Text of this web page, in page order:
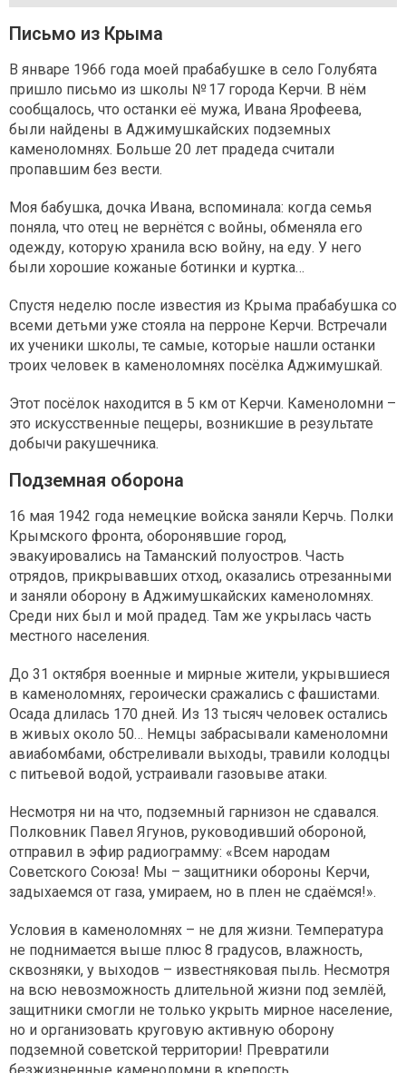
Письмо из Крыма
В январе 1966 года моей прабабушке в село Голубята
пришло письмо из школы № 17 города Керчи. В нём
сообщалось, что останки её мужа, Ивана Ярофеева,
были найдены в Аджимушкайских подземных
каменоломнях. Больше 20 лет прадеда считали
пропавшим без вести.
Моя бабушка, дочка Ивана, вспоминала: когда семья
поняла, что отец не вернётся с войны, обменяла его
одежду, которую хранила всю войну, на еду. У него
были хорошие кожаные ботинки и куртка…
Спустя неделю после известия из Крыма прабабушка со
всеми детьми уже стояла на перроне Керчи. Встречали
их ученики школы, те самые, которые нашли останки
троих человек в каменоломнях посёлка Аджимушкай.
Этот посёлок находится в 5 км от Керчи. Каменоломни –
это искусственные пещеры, возникшие в результате
добычи ракушечника.
Подземная оборона
16 мая 1942 года немецкие войска заняли Керчь. Полки
Крымского фронта, оборонявшие город,
эвакуировались на Таманский полуостров. Часть
отрядов, прикрывавших отход, оказались отрезанными
и заняли оборону в Аджимушкайских каменоломнях.
Среди них был и мой прадед. Там же укрылась часть
местного населения.
До 31 октября военные и мирные жители, укрывшиеся
в каменоломнях, героически сражались с фашистами.
Осада длилась 170 дней. Из 13 тысяч человек остались
в живых около 50… Немцы забрасывали каменоломни
авиабомбами, обстреливали выходы, травили колодцы
с питьевой водой, устраивали газовыве атаки.
Несмотря ни на что, подземный гарнизон не сдавался.
Полковник Павел Ягунов, руководивший обороной,
отправил в эфир радиограмму: «Всем народам
Советского Союза! Мы – защитники обороны Керчи,
задыхаемся от газа, умираем, но в плен не сдаёмся!».
Условия в каменоломнях – не для жизни. Температура
не поднимается выше плюс 8 градусов, влажность,
сквозняки, у выходов – известняковая пыль. Несмотря
на всю невозможность длительной жизни под землёй,
защитники смогли не только укрыть мирное население,
но и организовать круговую активную оборону
подземной советской территории! Превратили